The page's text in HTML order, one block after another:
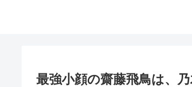
最強小顔の齋藤飛鳥は、